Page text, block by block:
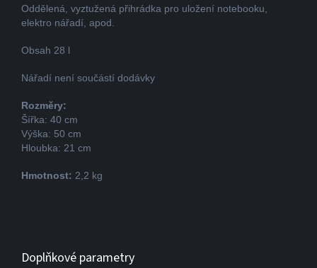
Oddělená, vyztužená přihrádka pro uložení notebooku,
elektro nářadí, apod.
Obsah 28 l
Nářadí není součástí dodávky
Rozměry:
Šířka: 40 cm
Výška: 50 cm
Hloubka: 21 cm
Hmotnost: 2,2 kg
Doplňkové parametry